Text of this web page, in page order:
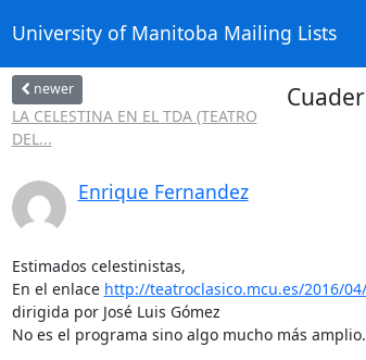
University of Manitoba Mailing Lists
newer
LA CELESTINA EN EL TDA (TEATRO
DEL...
Enrique Fernandez
Estimados celestinistas,
En el enlace http://teatroclasico.mcu.es/2016/
dirigida por José Luis Gómez
No es el programa sino algo mucho más